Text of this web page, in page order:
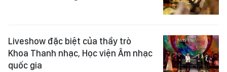
Liveshow đặc biệt của thầy trò
Khoa Thanh nhạc, Học viện Âm nhạc
quốc gia